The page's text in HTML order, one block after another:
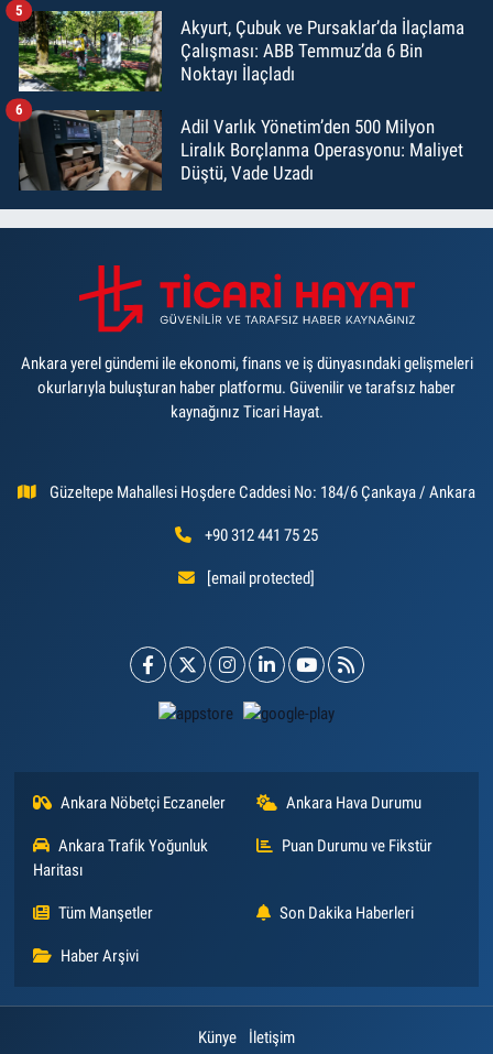
Akyurt, Çubuk ve Pursaklar’da İlaçlama
Çalışması: ABB Temmuz’da 6 Bin
Noktayı İlaçladı
5
Adil Varlık Yönetim’den 500 Milyon
Liralık Borçlanma Operasyonu: Maliyet
Düştü, Vade Uzadı
6
Ankara yerel gündemi ile ekonomi, finans ve iş dünyasındaki gelişmeleri
okurlarıyla buluşturan haber platformu. Güvenilir ve tarafsız haber
kaynağınız Ticari Hayat.
Güzeltepe Mahallesi Hoşdere Caddesi No: 184/6 Çankaya / Ankara
+90 312 441 75 25
[email protected]
Ankara Nöbetçi Eczaneler Ankara Hava Durumu
Ankara Trafik Yoğunluk
Haritası
Puan Durumu ve Fikstür
Tüm Manşetler Son Dakika Haberleri
Haber Arşivi
Künye İletişim